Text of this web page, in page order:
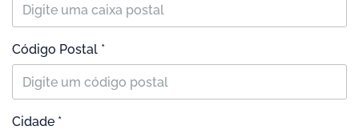
Código Postal *
Cidade *